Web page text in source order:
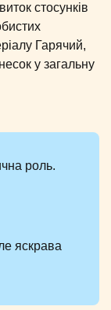
стосунків
Гарячий,
у загальну
роль.
яскрава